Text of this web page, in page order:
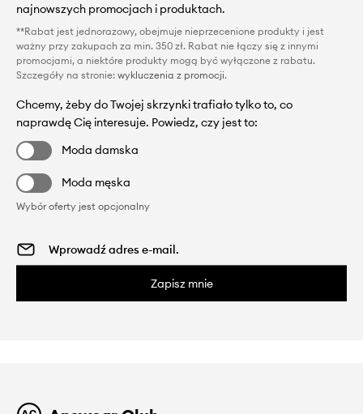
najnowszych promocjach i produktach.
**Rabat jest jednorazowy, obejmuje nieprzecenione produkty i jest
ważny przy zakupach za min. 350 zł. Rabat nie łączy się z innymi
promocjami, a niektóre produkty mogą być wyłączone z rabatu.
Szczegóły na stronie: wykluczenia z promocji.
Chcemy, żeby do Twojej skrzynki trafiało tylko to, co
naprawdę Cię interesuje. Powiedz, czy jest to:
Moda damska
Moda męska
Wybór oferty jest opcjonalny
Zapisz mnie